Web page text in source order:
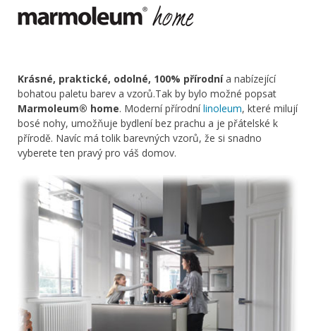
Krásné, praktické, odolné, 100% přírodnía nabízející
bohatou paletu barev a vzorů.Tak by bylo možné popsat
Marmoleum® home. Moderní přírodnílinoleum, které milují
bosé nohy, umožňuje bydlení bez prachu a je přátelské k
přírodě. Navíc má tolik barevných vzorů, že si snadno
vyberete ten pravý pro váš domov.